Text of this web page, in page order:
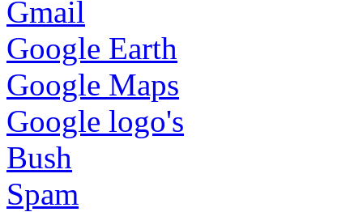
Gmail
Google Earth
Google Maps
Google logo's
Bush
Spam